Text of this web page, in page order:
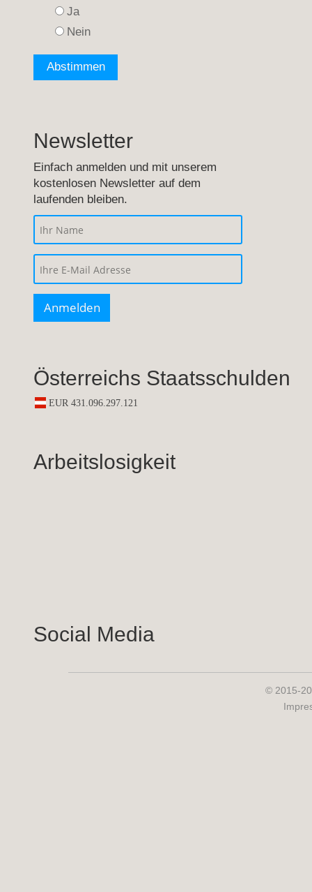
Ja
Nein
Newsletter
Einfach anmelden und mit unserem
kostenlosen Newsletter auf dem
laufenden bleiben.
Österreichs Staatsschulden
Arbeitslosigkeit
Social Media
© 2015-